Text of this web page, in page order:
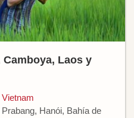
Laos y
Hanói, Bahía de